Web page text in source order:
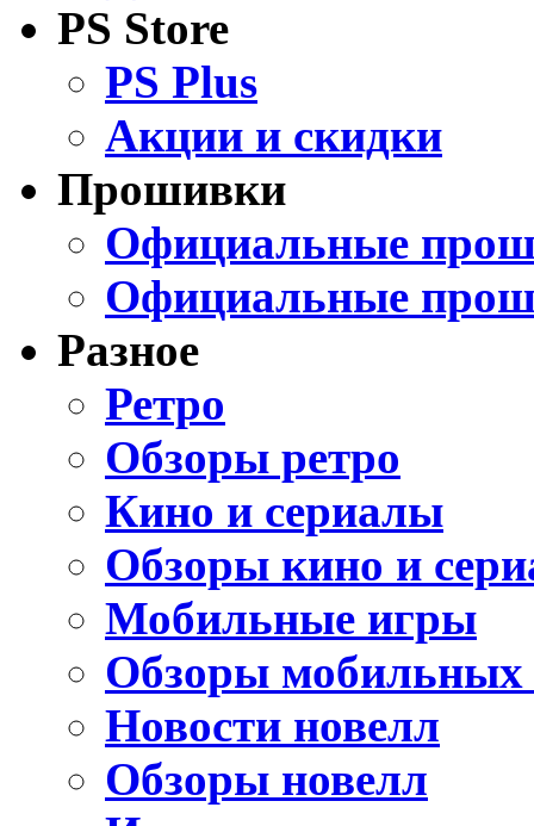
PS Store
PS Plus
Акции и скидки
Прошивки
Официальные
Официальные
Разное
Ретро
Обзоры ретро
Кино и сериалы
Обзоры кино и
Мобильные игры
Обзоры мобильных
Новости новелл
Обзоры новелл